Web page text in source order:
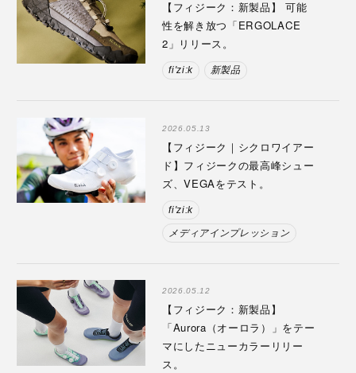
【フィジーク：新製品】 可能
性を解き放つ「ERGOLACE
2」リリース。
fi'zi:k 新製品
2026.05.13
【フィジーク｜シクロワイアー
ド】フィジークの最高峰シュー
ズ、VEGAをテスト。
fi'zi:k
メディアインプレッション
2026.05.12
【フィジーク：新製品】
「Aurora（オーロラ）」をテー
マにしたニューカラーリリー
ス。